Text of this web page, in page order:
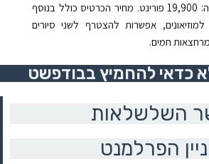
עלותו של כרטיס כזה: 19,900 פורינט. מחיר הכרטיס כולל בנוסף
אפשרות להצטרף לשני סיורים
חמים.
כדאי להחמיץ בבודפשט
השלשלאות
הפרלמנט